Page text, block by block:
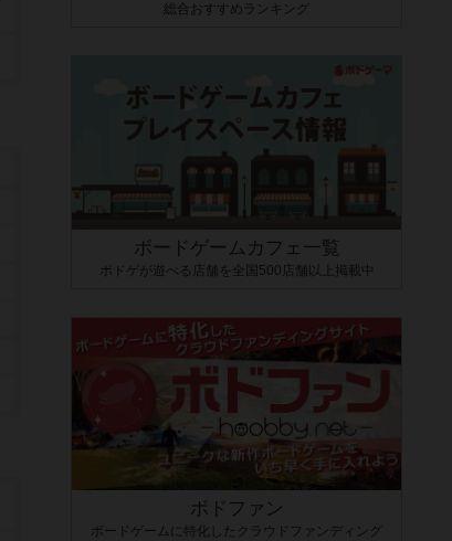
総合おすすめランキング
ボードゲームカフェ一覧
ボドゲが遊べる店舗を全国500店舗以上掲載中
ボドファン
ボードゲームに特化したクラウドファンディング